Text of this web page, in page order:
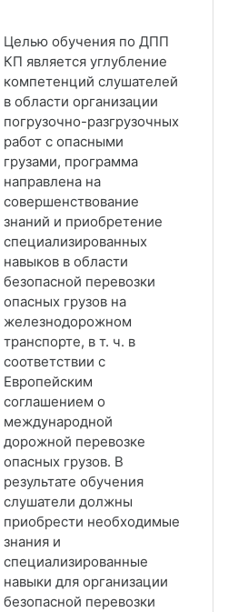
Целью обучения по ДПП
КП является углубление
компетенций слушателей
в области организации
погрузочно-разгрузочных
работ с опасными
грузами, программа
направлена на
совершенствование
знаний и приобретение
специализированных
навыков в области
безопасной перевозки
опасных грузов на
железнодорожном
транспорте, в т. ч. в
соответствии с
Европейским
соглашением о
международной
дорожной перевозке
опасных грузов. В
результате обучения
слушатели должны
приобрести необходимые
знания и
специализированные
навыки для организации
безопасной перевозки